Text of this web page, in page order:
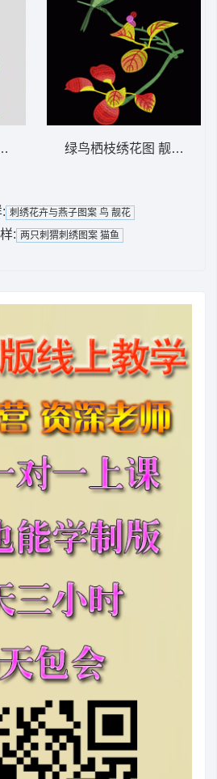
笔花 绿鸟栖枝绣花图 靓花 鸟
刺绣花卉与燕子图案 鸟 靓花
: 两只刺猬刺绣图案 猫鱼